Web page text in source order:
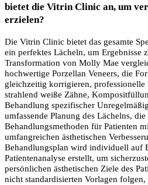
bietet die Vitrin Clinic an, um
erzielen?
Die Vitrin Clinic bietet das gesamte
ein perfektes Lächeln, um Ergebnisse
Transformation von Molly Mae
hochwertige Porzellan Veneers, die
gleichzeitig korrigieren, professionelle
strahlend weiße Zähne,
Behandlung spezifischer
umfassende Planung des Lächelns, die
Behandlungsmethoden für Patienten
umfangreichen ästhetischen
Behandlungsplan wird individuell auf
Patientenanalyse erstellt, um
persönlichen ästhetischen Ziele des
nicht standardisierten Vorlagen